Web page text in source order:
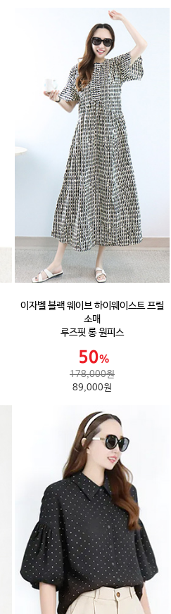
이자벨 블랙 웨이브 하이웨이스트 프릴
소매
루즈핏 롱 원피스
178,000원
89,000원